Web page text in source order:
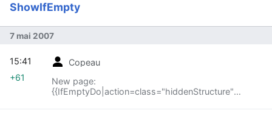
ShowIfEmpty
7 mai 2007
Copeau
New page:
{{IfEmptyDo|action=class="hiddenStructure"
15:41
+61